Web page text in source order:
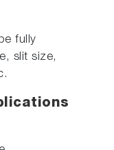
fully
slit size,